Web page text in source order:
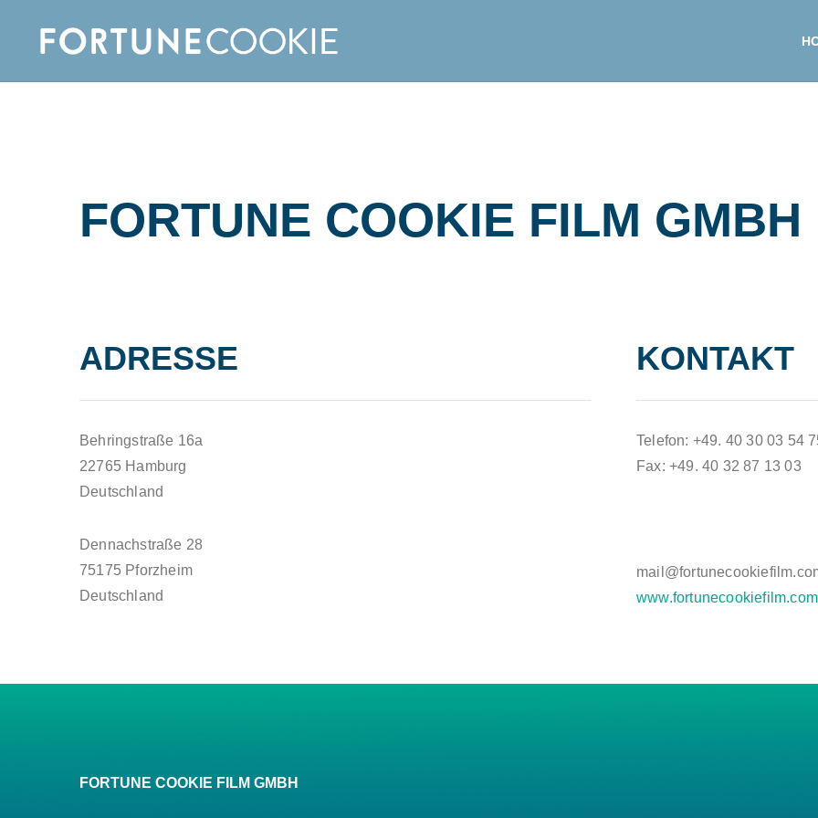
FORTUNE COOKIE FILM GMBH
ADRESSE
Behringstraße 16a
22765 Hamburg
Deutschland
Dennachstraße 28
75175 Pforzheim
Deutschland
KONTAKT
Telefon: +49. 40 30 03 54
Fax: +49. 40 32 87 13 03
www.fortunecookiefilm.com
FORTUNE COOKIE FILM GMBH